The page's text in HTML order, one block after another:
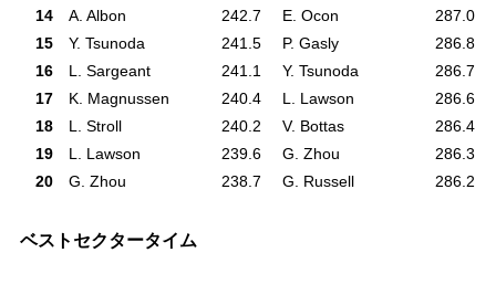
14
A. Albon 242.7 E. Ocon
287.0
15
Y. Tsunoda 241.5 P. Gasly
286.8
16
L. Sargeant 241.1 Y. Tsunoda
286.7
17
K. Magnussen 240.4 L. Lawson
286.6
18
L. Stroll 240.2 V. Bottas
286.4
19
L. Lawson 239.6 G. Zhou
286.3
20
G. Zhou 238.7 G. Russell 286.2
ベストセクタータイム